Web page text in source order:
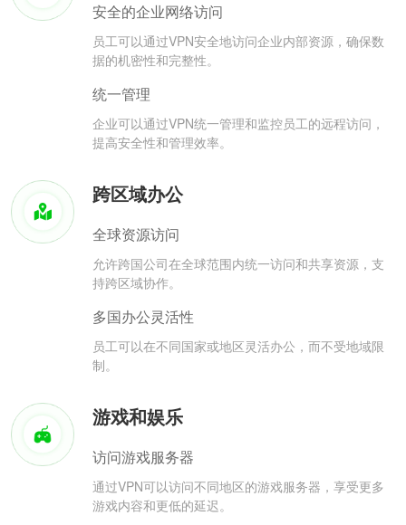
安全的企业网络访问
员工可以通过VPN安全地访问企业内部资源，确保数
据的机密性和完整性。
统一管理
企业可以通过VPN统一管理和监控员工的远程访问，
提高安全性和管理效率。
跨区域办公
全球资源访问
允许跨国公司在全球范围内统一访问和共享资源，支
持跨区域协作。
多国办公灵活性
员工可以在不同国家或地区灵活办公，而不受地域限
制。
游戏和娱乐
访问游戏服务器
通过VPN可以访问不同地区的游戏服务器，享受更多
游戏内容和更低的延迟。